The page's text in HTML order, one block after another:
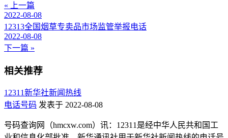
« 上一篇
2022-08-08
12313全国烟草专卖品市场监管举报电话
2022-08-08
下一篇 »
相关推荐
12311新华社新闻热线
电话号码 发表于 2022-08-08
号码查询网（hmcxw.com）讯：12311是经中华人民共和国工